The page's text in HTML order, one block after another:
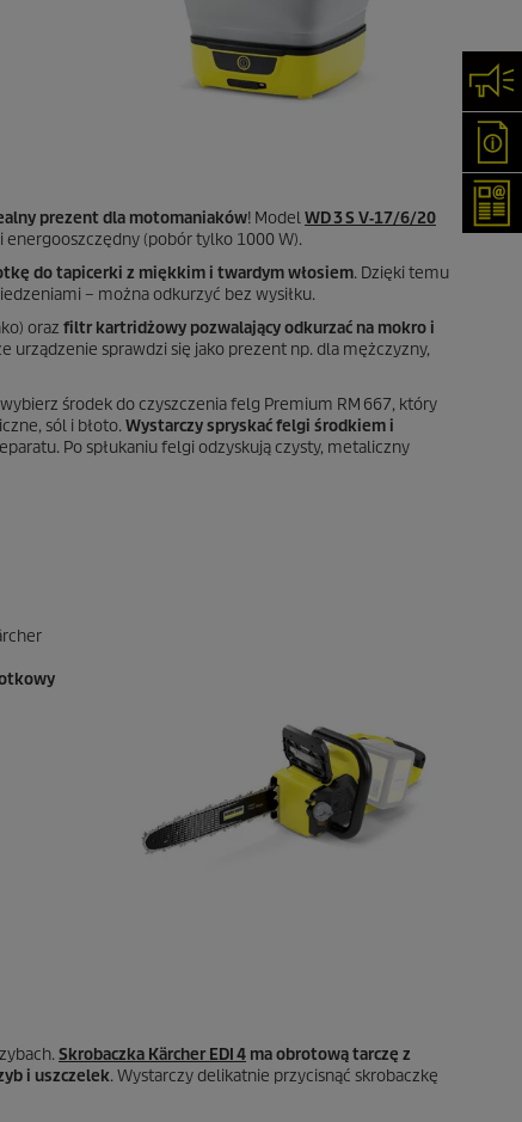
prezent dla motomaniaków! ModelWD 3 S V‑17/6/20
energooszczędny (pobór tylko 1000 W).
do tapicerki z miękkim i twardym włosiem. Dzięki temu
– można odkurzyć bez wysiłku.
oraz filtr kartridżowy pozwalający odkurzać na mokro i
urządzenie sprawdzi się jako prezent np. dla mężczyzny,
środek do czyszczenia felg Premium RM 667, który
sól i błoto.Wystarczy spryskać felgi środkiem i
Po spłukaniu felgi odzyskują czysty, metaliczny
Skrobaczka Kärcher EDI 4 ma obrotową tarczę z
i uszczelek. Wystarczy delikatnie przycisnąć skrobaczkę